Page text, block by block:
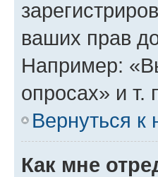
ваших прав
Например:
опросах» и т.
Вернуться к
Как мне